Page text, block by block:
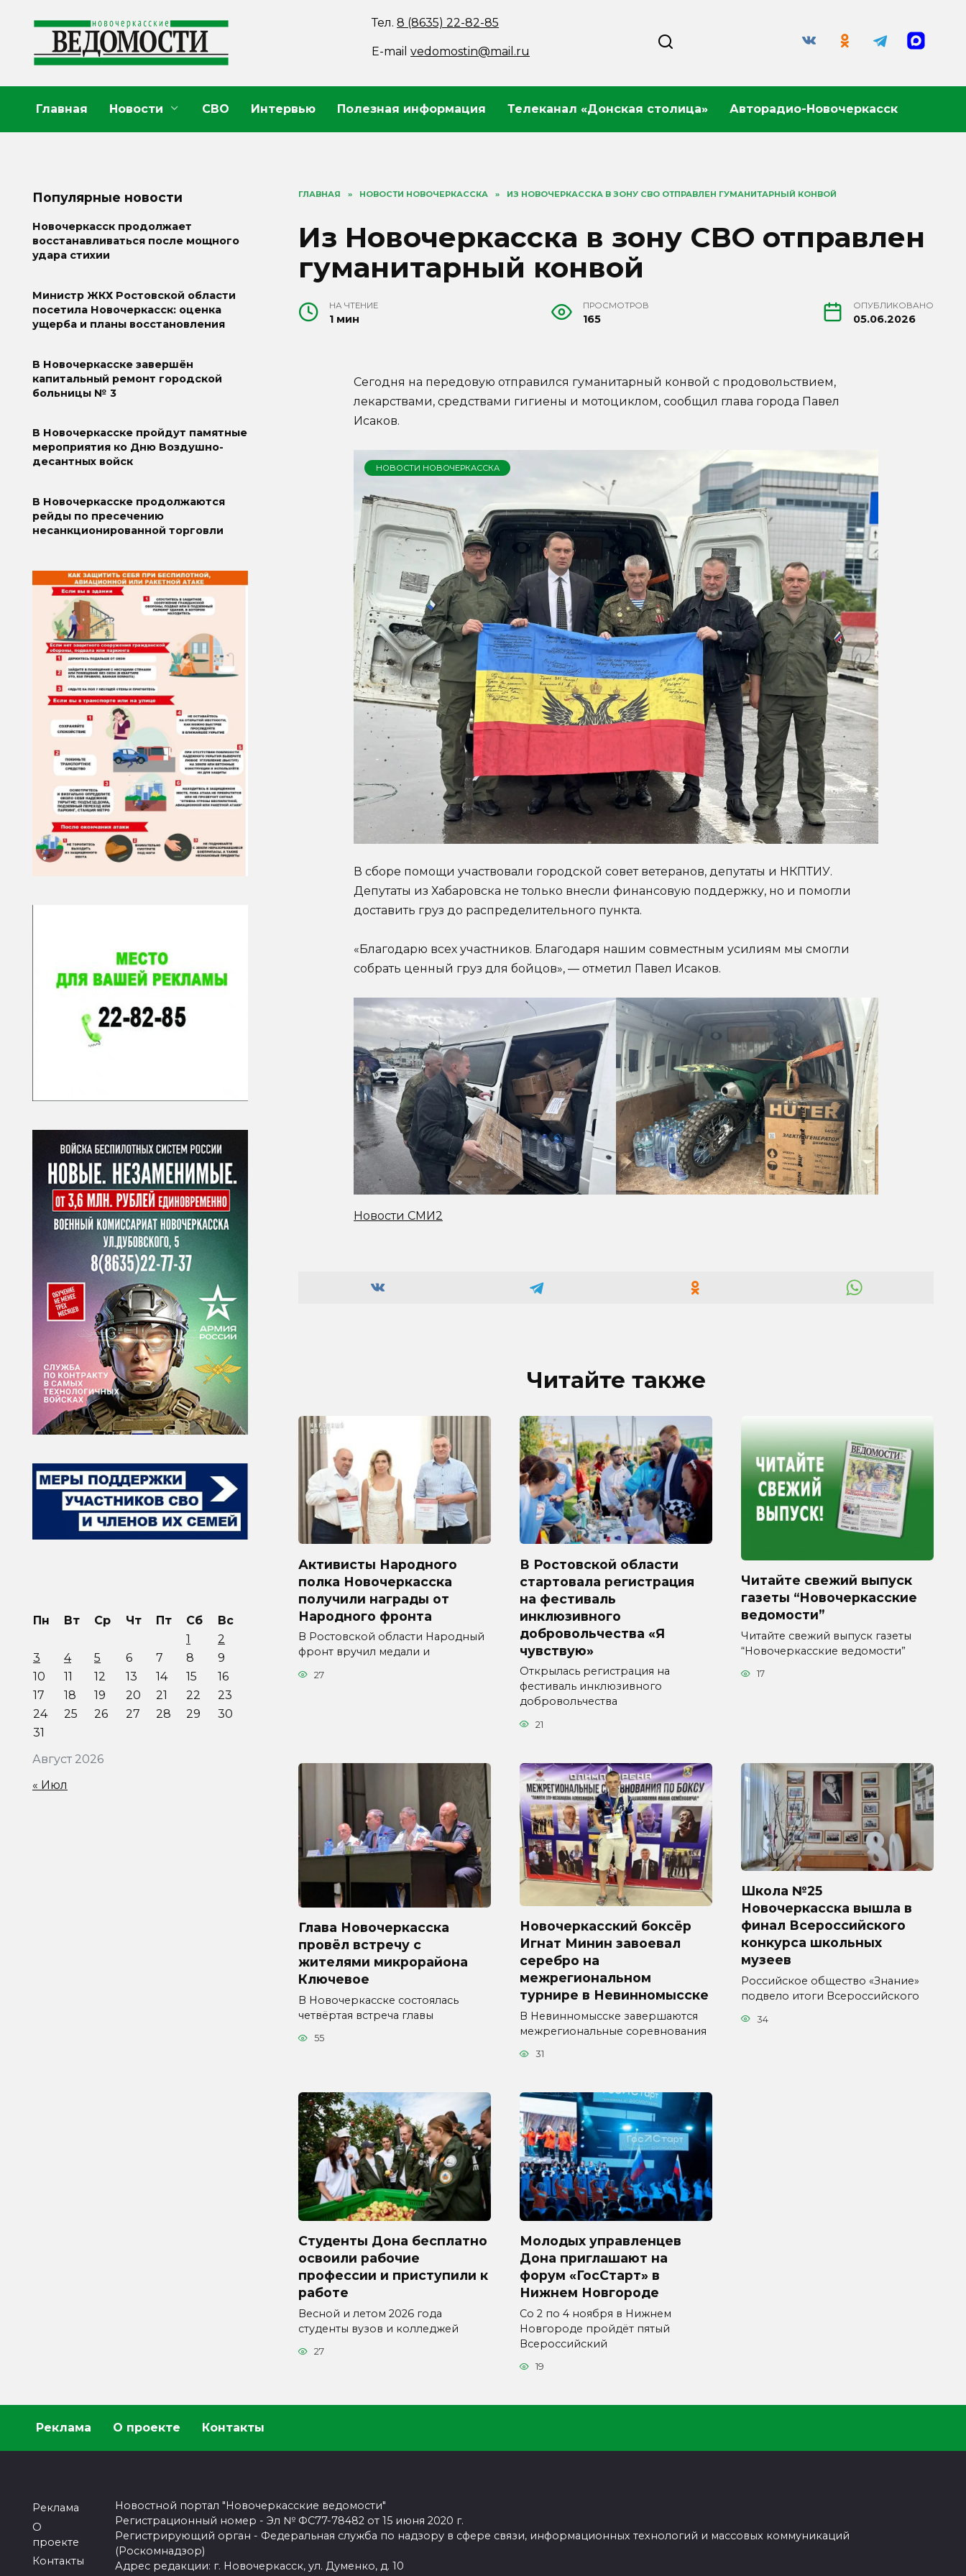
содержанию
Тел.8 (8635) 22-82-85
E-mailvedomostin@mail.ru
Главная Новости СВО Интервью Полезная информация Телеканал «Донская столица» Авторадио-Новочеркасск
ГЛАВНАЯ » НОВОСТИ НОВОЧЕРКАССКА » ИЗ НОВОЧЕРКАССКА В ЗОНУ СВО ОТПРАВЛЕН ГУМАНИТАРНЫЙ КОНВОЙ
Из Новочеркасска в зону СВО отправлен
гуманитарный конвой
НА ЧТЕНИЕ
1 мин
ПРОСМОТРОВ
165
ОПУБЛИКОВАНО
05.06.2026
Сегодня на передовую отправился гуманитарный конвой с продовольствием,
лекарствами, средствами гигиены и мотоциклом, сообщил глава города Павел
Исаков.
НОВОСТИ НОВОЧЕРКАССКА
В сборе помощи участвовали городской совет ветеранов, депутаты и НКПТИУ.
Депутаты из Хабаровска не только внесли финансовую поддержку, но и помогли
доставить груз до распределительного пункта.
«Благодарю всех участников. Благодаря нашим совместным усилиям мы смогли
собрать ценный груз для бойцов», — отметил Павел Исаков.
Новости СМИ2
Читайте также
Активисты Народного
полка Новочеркасска
получили награды от
Народного фронта
В Ростовской области Народный
фронт вручил медали и
27
В Ростовской области
стартовала регистрация
на фестиваль
инклюзивного
добровольчества «Я
чувствую»
Открылась регистрация на
фестиваль инклюзивного
добровольчества
21
Читайте свежий выпуск
газеты “Новочеркасские
ведомости”
Читайте свежий выпуск газеты
“Новочеркасские ведомости”
17
Глава Новочеркасска
провёл встречу с
жителями микрорайона
Ключевое
В Новочеркасске состоялась
четвёртая встреча главы
55
Новочеркасский боксёр
Игнат Минин завоевал
серебро на
межрегиональном
турнире в Невинномысске
В Невинномысске завершаются
межрегиональные соревнования
31
Школа №25
Новочеркасска вышла в
финал Всероссийского
конкурса школьных
музеев
Российское общество «Знание»
подвело итоги Всероссийского
34
Студенты Дона бесплатно
освоили рабочие
профессии и приступили к
работе
Весной и летом 2026 года
студенты вузов и колледжей
27
Молодых управленцев
Дона приглашают на
форум «ГосСтарт» в
Нижнем Новгороде
Со 2 по 4 ноября в Нижнем
Новгороде пройдёт пятый
Всероссийский
19
Популярные новости
Новочеркасск продолжает
восстанавливаться после мощного
удара стихии
Министр ЖКХ Ростовской области
посетила Новочеркасск: оценка
ущерба и планы восстановления
В Новочеркасске завершён
капитальный ремонт городской
больницы № 3
В Новочеркасске пройдут памятные
мероприятия ко Дню Воздушно-
десантных войск
В Новочеркасске продолжаются
рейды по пресечению
несанкционированной торговли
Август 2026
Пн Вт Ср Чт Пт Сб
Вс
1
2
3
4 5 6 7 8
9
10
11 12 13 14 15
16
17
18 19 20 21 22
23
24
25 26 27 28 29
30
31
« Июл
Реклама О проекте Контакты
Реклама
О
проекте
Контакты
Новостной портал "Новочеркасские ведомости"
Регистрационный номер - Эл № ФС77-78482 от 15 июня 2020 г.
Регистрирующий орган - Федеральная служба по надзору в сфере связи, информационных технологий и массовых коммуникаций
(Роскомнадзор)
Адрес редакции: г. Новочеркасск, ул. Думенко, д. 10